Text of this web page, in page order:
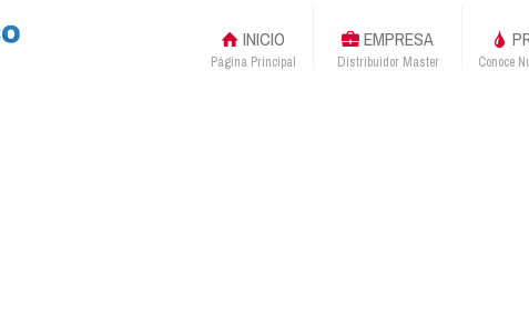
INICIO
Página Principal
EMPRESA
Distribuidor Master Conoce